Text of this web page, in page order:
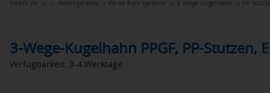
Kwerk.de > > Rohrsysteme > PP-GF Rohrsysteme > 3 Wege Kugelhahn > PP
3-Wege-Kugelhahn PPGF, PP-Stutzen,
Verfügbarkeit: 3-4 Werktage